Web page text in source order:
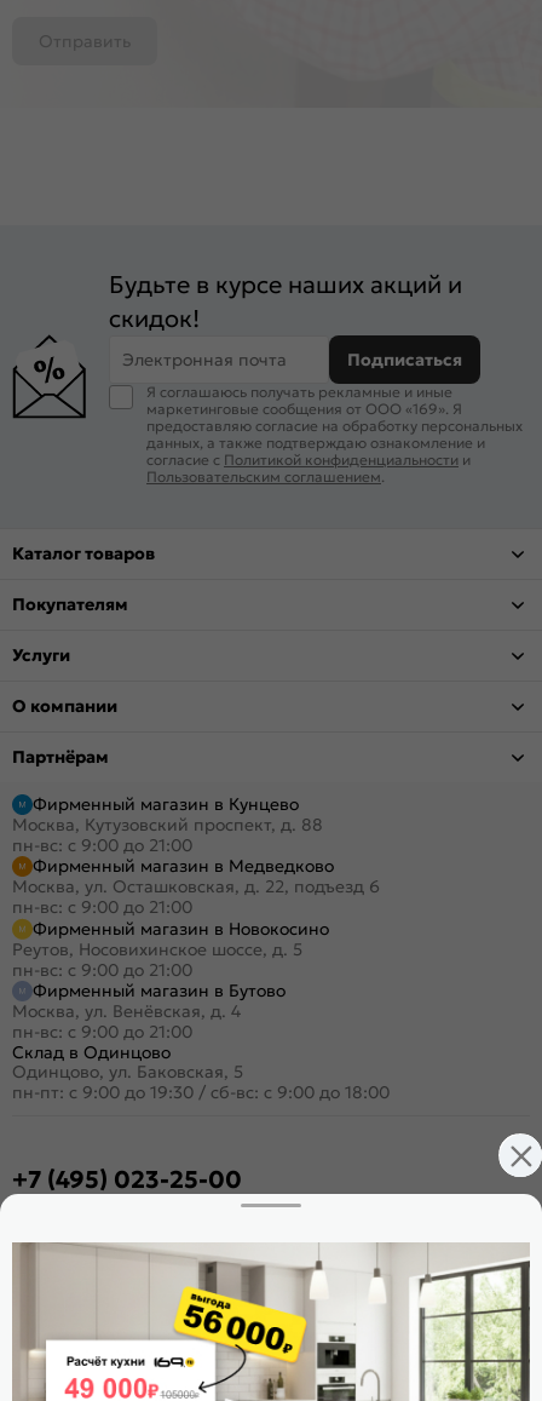
Отправить
Будьте в курсе наших акций и
скидок!
Электронная почта Подписаться
Я соглашаюсь получать рекламные и иные
маркетинговые сообщения от ООО «169». Я
предоставляю согласие на обработку персональных
данных, а также подтверждаю ознакомление и
согласие с Политикой конфиденциальности и
Пользовательским соглашением
Каталог товаров
Покупателям
Услуги
О компании
Партнёрам
Фирменный магазин в Кунцево
Москва, Кутузовский проспект, д. 88
пн-вс: с 9:00 до 21:00
Фирменный магазин в Медведково
Москва, ул. Осташковская, д. 22, подъезд 6
пн-вс: с 9:00 до 21:00
Фирменный магазин в Новокосино
Реутов, Носовихинское шоссе, д. 5
пн-вс: с 9:00 до 21:00
Фирменный магазин в Бутово
Москва, ул. Венёвская, д. 4
пн-вс: с 9:00 до 21:00
Склад в Одинцово
Одинцово, ул. Баковская, 5
пн-пт: с 9:00 до 19:30 / сб-вс: с 9:00 до 18:00
+7 (495) 023-25-00
Стать дилером
Поделиться
Оцените магазин